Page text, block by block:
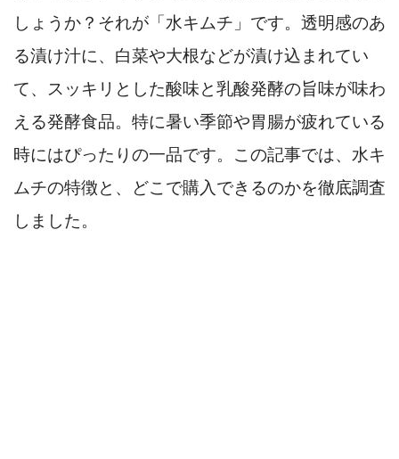
しょうか？それが「水キムチ」です。透明感のあ
る漬け汁に、白菜や大根などが漬け込まれてい
て、スッキリとした酸味と乳酸発酵の旨味が味わ
える発酵食品。特に暑い季節や胃腸が疲れている
時にはぴったりの一品です。この記事では、水キ
ムチの特徴と、どこで購入できるのかを徹底調査
しました。